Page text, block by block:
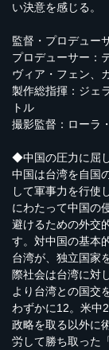
い決意を感じる。
監督・プロデュー
プロデューサー：
ヴィア・フェン、
製作総指揮：ジェ
トル
撮影監督：ローラ
◆中国の圧力に屈
中国は台湾を自国
して軍事力を行使
にわたって中国の
避けるための外交
す。対中国の基本
台湾が、独立国家
際社会は台湾に対
より台湾との国交
わずかに12。米中
政略を取る以外に
労して勝ち取った